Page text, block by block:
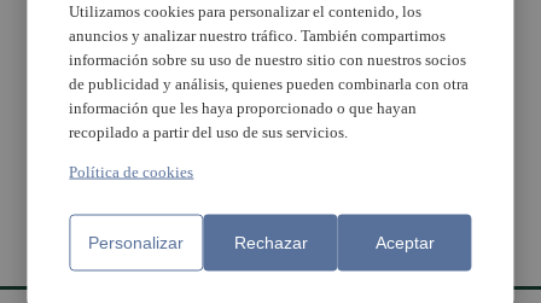
Berta Peiró:
“M’agradaria que em
recordaren com una
fallera propera, natural
i agraïda”
Tres falleres de l’Horta
poden convertir-se en
Fallera Major de
València de 2025
Utilizamos cookies para personalizar el contenido, los
anuncios y analizar nuestro tráfico. También compartimos
información sobre su uso de nuestro sitio con nuestros socios
de publicidad y análisis, quienes pueden combinarla con otra
información que les haya proporcionado o que hayan
recopilado a partir del uso de sus servicios.
Política de cookies
Personalizar Rechazar Aceptar